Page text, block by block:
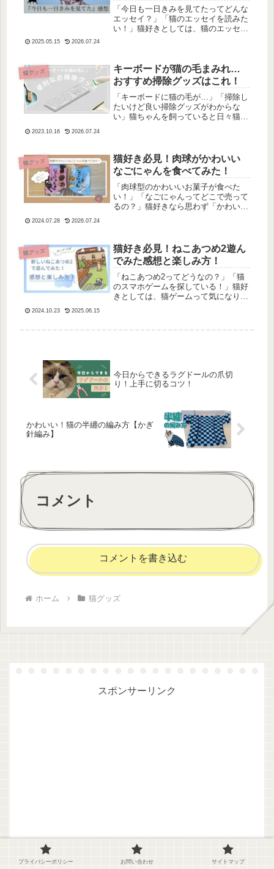
「今日も一日きみを見てたってどんな
エッセイ？」「猫のエッセイを読みた
い！」猫好きとしては、猫のエッセイ
って泣いて、猫あるあるも詰まった猫
ちゃ...
2025.05.15 2026.07.24
猫グッズ
キーボードが猫の毛まみれ…
おすすめ掃除グッズはこれ！
「キーボードに猫の毛が…」「掃除し
たいけど良い掃除グッズがわからな
い」猫ちゃんを飼っていると日々猫の
ッズがあります！今回は、キーボード
掃除...
2023.10.16 2026.07.24
猫グッズ
猫好き必見！肉球がかわいい
なごにゃんを食べてみた！
「肉球型のかわいいお菓子が食べた
い！」「なごにゃんってどこで売って
るの？」猫好きなら思わず「かわい
球型のお菓子「なごにゃん」を食べて
みたの...
2024.07.28 2026.07.24
猫グッズ
猫好き必見！ねこあつめ2遊ん
でみた感想と楽しみ方！
「ねこあつめ2ってどうなの？」「猫
のスマホゲームを探している！」猫好
きとしては、猫ゲームって気になりま
2024.10.23 2025.06.15
今日からできるラグドールの爪切
り！上手に切るコツ！
かわいい！猫の半纏の編み方【かぎ
針編み】
コメント
コメントを書き込む
ホーム 猫グッズ
スポンサーリンク
プライバシーポリシー お問い合わせ サイトマップ